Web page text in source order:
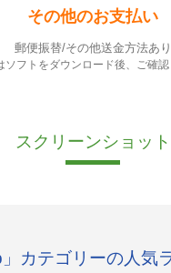
その他のお支払い
郵便振替/その他送金方法あり
フトをダウンロード後、ご確認
スクリーンショット
」カテゴリーの人気